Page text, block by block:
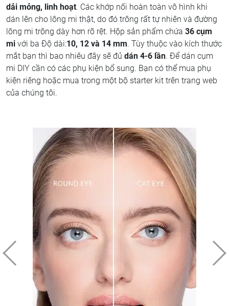
dải mỏng, linh hoạt. Các khớp nối hoàn toàn vô hình khi
dán lên cho lông mi thật, do đó trông rất tự nhiên và đường
lông mi trông dày hơn rõ rệt. Hộp sản phẩm chứa 36 cụm
mi với ba Độ dài:10, 12 và 14 mm. Tùy thuộc vào kích thước
mắt bạn thì bao nhiêu đây sẽ đủ dán 4-6 lần. Để dán cụm
mi DIY cần có các phụ kiện bổ sung. Bạn có thể mua phụ
kiện riêng hoặc mua trong một bộ starter kit trên trang web
của chúng tôi.